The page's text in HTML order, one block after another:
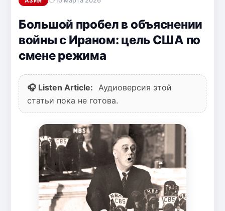
Большой пробел в объяснении
войны с Ираном: цель США по
смене режима
🎧 Listen Article:
Аудиоверсия этой
статьи пока не готова.